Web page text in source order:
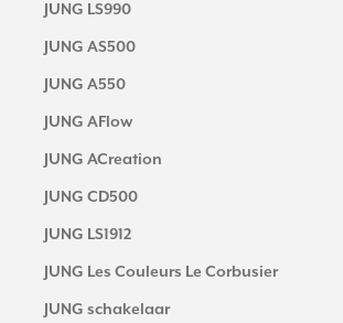
JUNG LS990
JUNG AS500
JUNG A550
JUNG AFlow
JUNG ACreation
JUNG CD500
JUNG LS1912
JUNG Les Couleurs Le Corbusier
JUNG schakelaar